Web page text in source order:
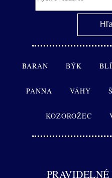
BARAN BÝK
PANNA VÁHY
KOZOROŽEC